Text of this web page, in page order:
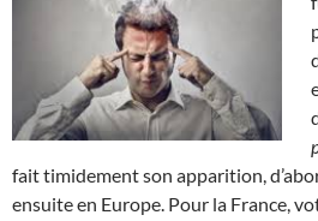
fait timidement son apparition,
ensuite en Europe. Pour la France,